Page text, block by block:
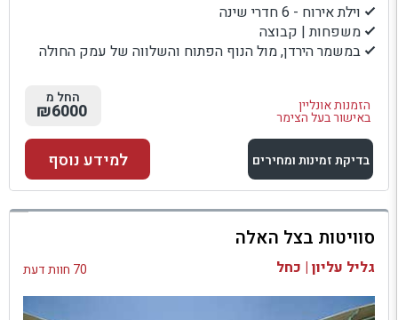
וילת אירוח - 6 חדרי שינה
משפחות | קבוצה
במשמר הירדן, מול הנוף הפתוח והשלווה של עמק החולה
הזמנות אונליין
באישור בעל הצימר
החל מ
₪6000
בדיקת זמינות ומחירים
למתחם זה
בדיקת זמינות ומחירים
למידע נוסף
סוויטות בצל האלה
גליל עליון | כחל 70 חוות דעת